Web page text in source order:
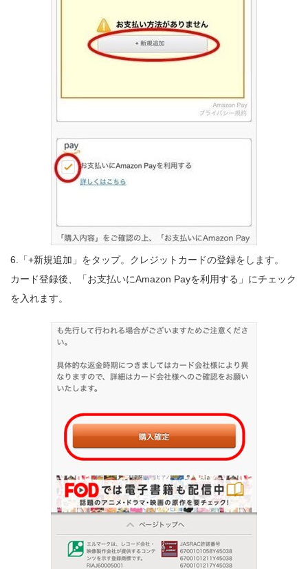
6.「+新規追加」をタップ。クレジットカードの登録をします。
カード登録後、「お支払いにAmazon Payを利用する」にチェック
を入れます。